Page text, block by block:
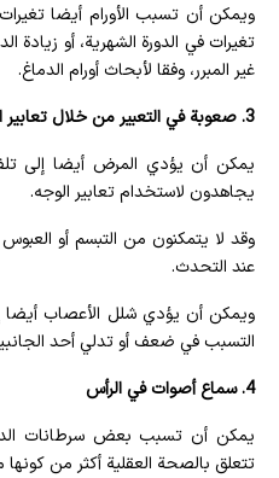
ويمكن أن تسبب الأورام أيضا
تغيرات في الدورة الشهرية، أو زيادة
غير المبرر، وفقا لأبحاث أورام الدماغ.
3. صعوبة في التعبير من خلال تعابير الوجه
يمكن أن يؤدي المرض أيضا إلى
يجاهدون لاستخدام تعابير الوجه.
وقد لا يتمكنون من التبسم أو
عند التحدث.
ويمكن أن يؤدي شلل الأعصاب
التسبب في ضعف أو تدلي أحد
4. سماع أصوات في الرأس
يمكن أن تسبب بعض سرطانات
تتعلق بالصحة العقلية أكثر من